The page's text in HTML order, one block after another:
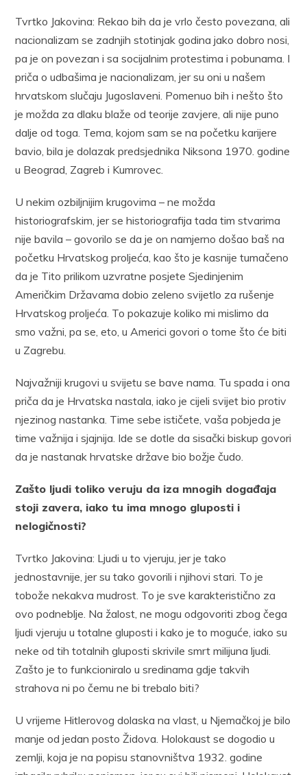
Tvrtko Jakovina: Rekao bih da je vrlo često povezana, ali
nacionalizam se zadnjih stotinjak godina jako dobro nosi,
pa je on povezan i sa socijalnim protestima i pobunama. I
priča o udbašima je nacionalizam, jer su oni u našem
hrvatskom slučaju Jugoslaveni. Pomenuo bih i nešto što
je možda za dlaku blaže od teorije zavjere, ali nije puno
dalje od toga. Tema, kojom sam se na početku karijere
bavio, bila je dolazak predsjednika Niksona 1970. godine
u Beograd, Zagreb i Kumrovec.
U nekim ozbiljnijim krugovima – ne možda
historiografskim, jer se historiografija tada tim stvarima
nije bavila – govorilo se da je on namjerno došao baš na
početku Hrvatskog proljeća, kao što je kasnije tumačeno
da je Tito prilikom uzvratne posjete Sjedinjenim
Američkim Državama dobio zeleno svijetlo za rušenje
Hrvatskog proljeća. To pokazuje koliko mi mislimo da
smo važni, pa se, eto, u Americi govori o tome što će biti
u Zagrebu.
Najvažniji krugovi u svijetu se bave nama. Tu spada i ona
priča da je Hrvatska nastala, iako je cijeli svijet bio protiv
njezinog nastanka. Time sebe ističete, vaša pobjeda je
time važnija i sjajnija. Ide se dotle da sisački biskup govori
da je nastanak hrvatske države bio božje čudo.
Zašto ljudi toliko veruju da iza mnogih događaja
stoji zavera, iako tu ima mnogo gluposti i
nelogičnosti?
Tvrtko Jakovina: Ljudi u to vjeruju, jer je tako
jednostavnije, jer su tako govorili i njihovi stari. To je
tobože nekakva mudrost. To je sve karakteristično za
ovo podneblje. Na žalost, ne mogu odgovoriti zbog čega
ljudi vjeruju u totalne gluposti i kako je to moguće, iako su
neke od tih totalnih gluposti skrivile smrt milijuna ljudi.
Zašto je to funkcioniralo u sredinama gdje takvih
strahova ni po čemu ne bi trebalo biti?
U vrijeme Hitlerovog dolaska na vlast, u Njemačkoj je bilo
manje od jedan posto Židova. Holokaust se dogodio u
zemlji, koja je na popisu stanovništva 1932. godine